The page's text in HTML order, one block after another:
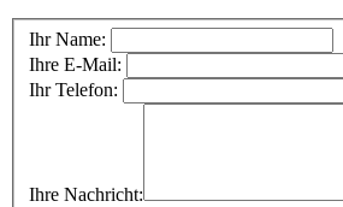
Ihr Name:
Ihre E-Mail:
Ihr Telefon:
Ihre Nachricht: